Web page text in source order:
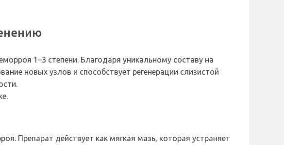
1–3 степени. Благодаря уникальному составу на
новых узлов и способствует регенерации слизистой
Препарат действует как мягкая мазь, которая устраняет